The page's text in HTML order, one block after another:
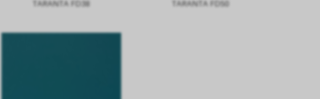
TARANTA FD38 TARANTA FD50